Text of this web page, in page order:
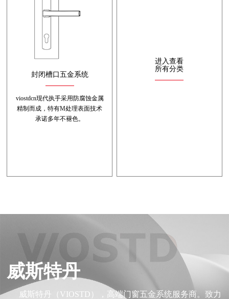
封闭槽口五金系统
viostdcn现代执手采用防腐蚀金属
精制而成，特有M处理表面技术
承诺多年不褪色。
进入查看
所有分类
威斯特丹
威斯特丹（VIOSTD），高端门窗五金系统服务商。致力